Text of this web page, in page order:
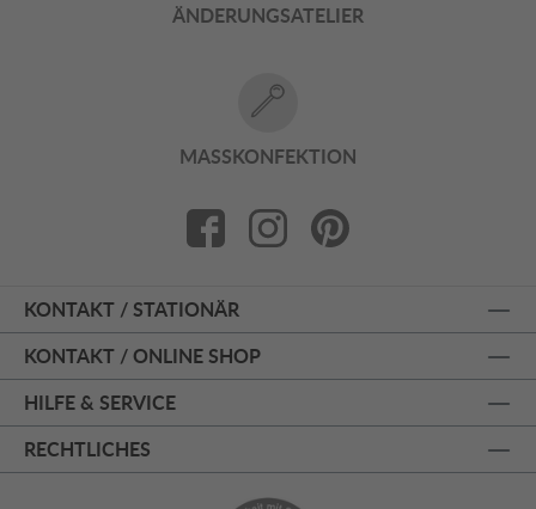
ÄNDERUNGSATELIER
MASSKONFEKTION
KONTAKT / STATIONÄR
KONTAKT / ONLINE SHOP
HILFE & SERVICE
RECHTLICHES